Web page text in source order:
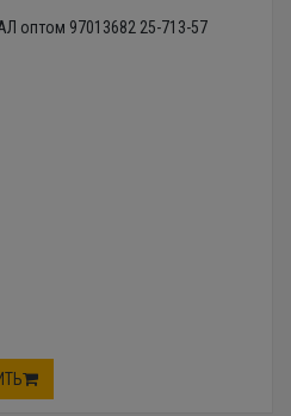
оптом 97013682 25-713-57